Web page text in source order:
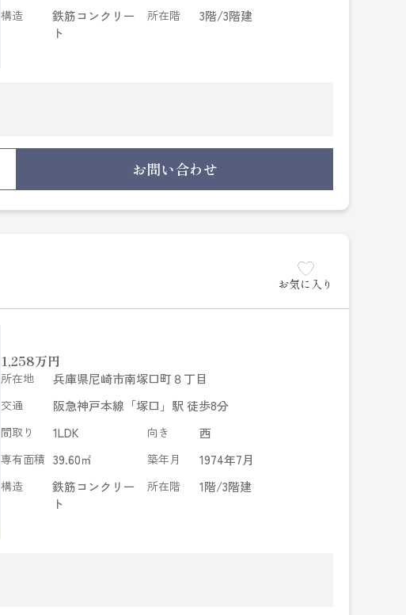
構造
鉄筋コンクリー
ト
所在階 3階/3階建
お問い合わせ
お気に入り
1,258万円
所在地 兵庫県尼崎市南塚口町８丁目
交通 阪急神戸本線「塚口」駅 徒歩8分
間取り 1LDK 向き 西
専有面積 39.60㎡ 築年月 1974年7月
構造
鉄筋コンクリー
ト
所在階 1階/3階建